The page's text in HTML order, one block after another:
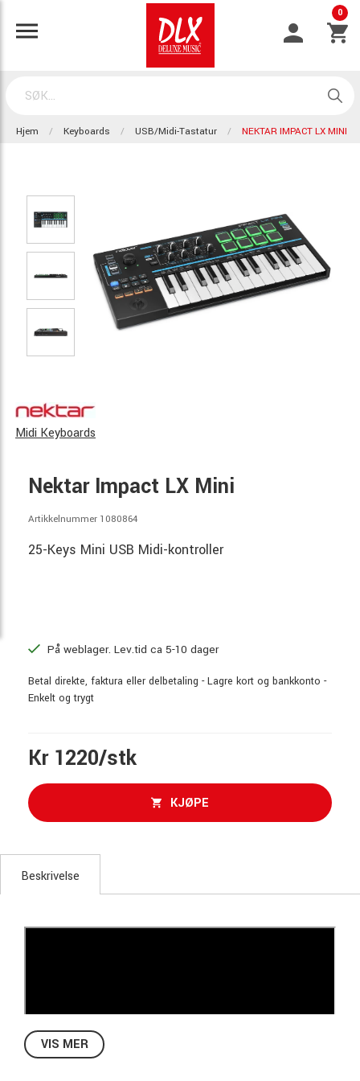
0
Hjem Keyboards USB/Midi-Tastatur NEKTAR IMPACT LX MINI
Midi Keyboards
Nektar Impact LX Mini
Artikkelnummer 1080864
25-Keys Mini USB Midi-kontroller
På weblager. Lev.tid ca 5-10 dager
Betal direkte, faktura eller delbetaling - Lagre kort og bankkonto -
Enkelt og trygt
Kr 1220/stk
KJØPE
Beskrivelse
VIS MER